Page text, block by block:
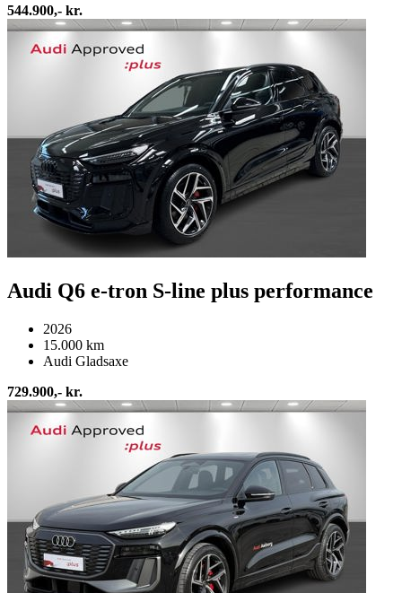
544.900,- kr.
Audi Q6 e-tron S-line plus performance
2026
15.000 km
Audi Gladsaxe
729.900,- kr.